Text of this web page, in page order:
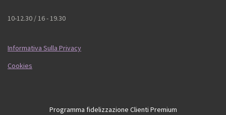
10-12.30 / 16 - 19.30
Informativa Sulla Privacy
Cookies
Programma fidelizzazione Clienti Premium